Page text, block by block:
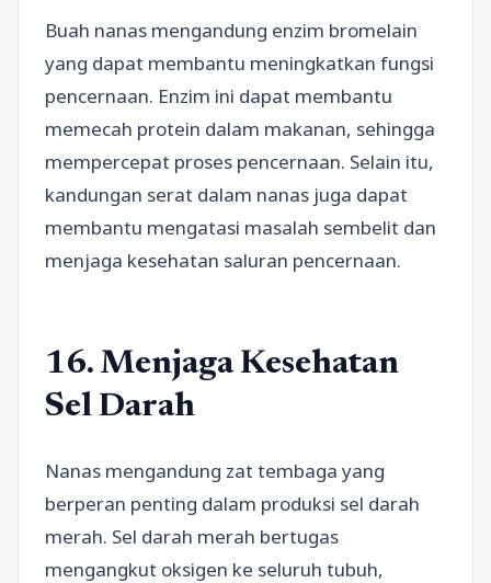
Buah nanas mengandung enzim bromelain
yang dapat membantu meningkatkan fungsi
pencernaan. Enzim ini dapat membantu
memecah protein dalam makanan, sehingga
mempercepat proses pencernaan. Selain itu,
kandungan serat dalam nanas juga dapat
membantu mengatasi masalah sembelit dan
menjaga kesehatan saluran pencernaan.
16. Menjaga Kesehatan
Sel Darah
Nanas mengandung zat tembaga yang
berperan penting dalam produksi sel darah
merah. Sel darah merah bertugas
mengangkut oksigen ke seluruh tubuh,